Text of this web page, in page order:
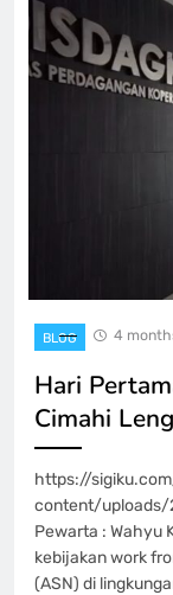
BLOG 4
Hari
Cimahi
https://
content/uploads/
Pewarta : Wahyu
kebijakan work
(ASN) di